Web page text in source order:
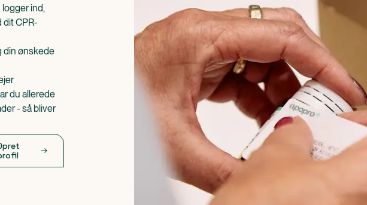
ind,
dit CPR-
din ønskede
du allerede
- så bliver